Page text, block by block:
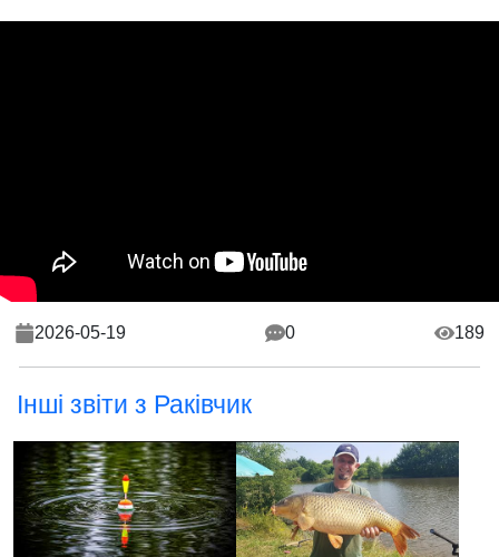
2026-05-19 0 189
Інші звіти з Раківчик